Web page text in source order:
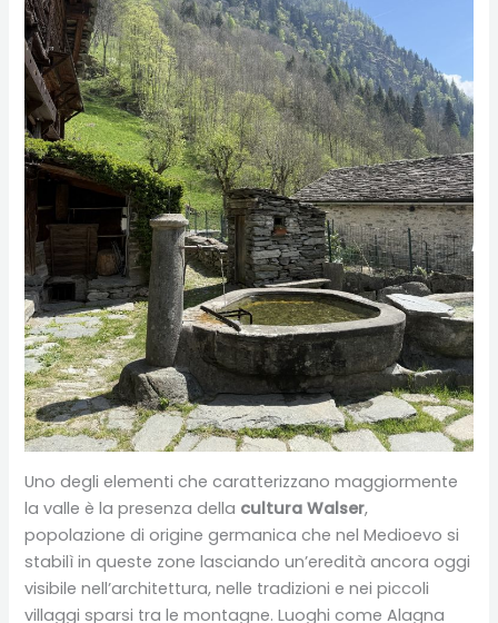
Uno degli elementi che caratterizzano maggiormente
la valle è la presenza della cultura Walser,
popolazione di origine germanica che nel Medioevo si
stabilì in queste zone lasciando un’eredità ancora oggi
visibile nell’architettura, nelle tradizioni e nei piccoli
villaggi sparsi tra le montagne. Luoghi come Alagna